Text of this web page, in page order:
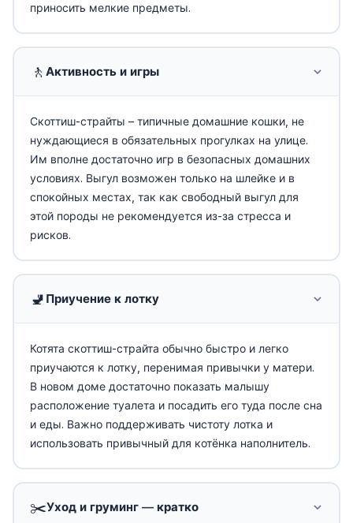
приносить мелкие предметы.
🚶 Активность и игры
Скоттиш-страйты – типичные домашние кошки, не
нуждающиеся в обязательных прогулках на улице.
Им вполне достаточно игр в безопасных домашних
условиях. Выгул возможен только на шлейке и в
спокойных местах, так как свободный выгул для
этой породы не рекомендуется из-за стресса и
рисков.
🚽 Приучение к лотку
Котята скоттиш-страйта обычно быстро и легко
приучаются к лотку, перенимая привычки у матери.
В новом доме достаточно показать малышу
расположение туалета и посадить его туда после сна
и еды. Важно поддерживать чистоту лотка и
использовать привычный для котёнка наполнитель.
✂️Уход и груминг — кратко